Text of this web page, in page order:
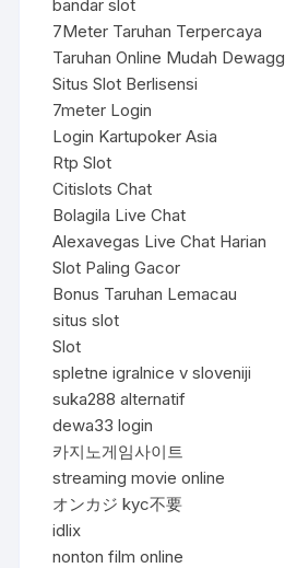
bandar slot
7Meter Taruhan Terpercaya
Taruhan Online Mudah Dewagg
Situs Slot Berlisensi
7meter Login
Login Kartupoker Asia
Rtp Slot
Citislots Chat
Bolagila Live Chat
Alexavegas Live Chat Harian
Slot Paling Gacor
Bonus Taruhan Lemacau
situs slot
Slot
spletne igralnice v sloveniji
suka288 alternatif
dewa33 login
카지노게임사이트
streaming movie online
オンカジ kyc不要
idlix
nonton film online